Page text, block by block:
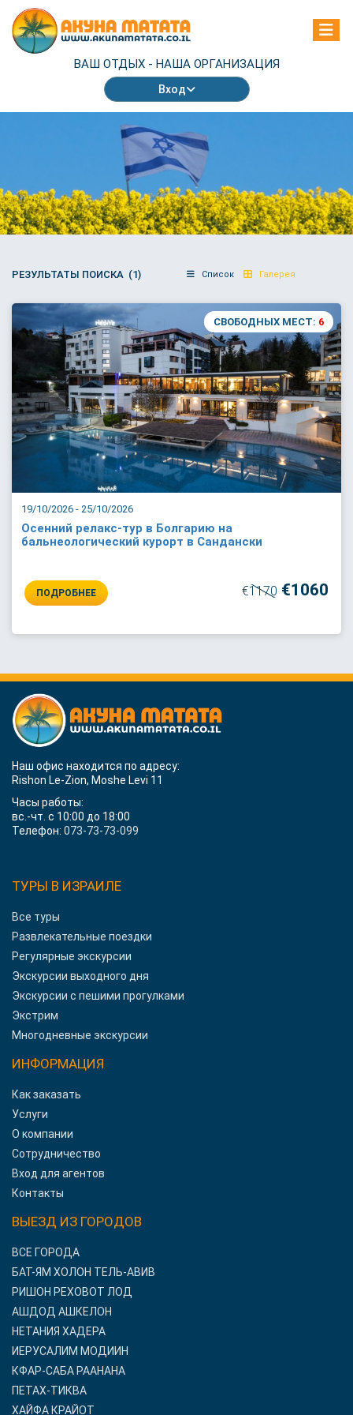
ВАШ ОТДЫХ - НАША ОРГАНИЗАЦИЯ
Вход
РЕЗУЛЬТАТЫ ПОИСКА (1) Список Галерея
19/10/2026 - 25/10/2026
СВОБОДНЫХ МЕСТ: 6
Осенний релакс-тур в Болгарию на
бальнеологический курорт в Сандански
ПОДРОБНЕЕ €1170 €1060
Наш офис находится по адресу:
Rishon Le-Zion, Moshe Levi 11
Часы работы:
вс.-чт. с 10:00 до 18:00
Телефон: 073-73-73-099
ТУРЫ В ИЗРАИЛЕ
Все туры
Развлекательные поездки
Регулярные экскурсии
Экскурсии выходного дня
Экскурсии с пешими прогулками
Экстрим
Многодневные экскурсии
ИНФОРМАЦИЯ
Как заказать
Услуги
О компании
Сотрудничество
Вход для агентов
Контакты
ВЫЕЗД ИЗ ГОРОДОВ
ВСЕ ГОРОДА
БАТ-ЯМ ХОЛОН ТЕЛЬ-АВИВ
РИШОН РЕХОВОТ ЛОД
АШДОД АШКЕЛОН
НЕТАНИЯ ХАДЕРА
ИЕРУСАЛИМ МОДИИН
КФАР-САБА РААНАНА
ПЕТАХ-ТИКВА
ХАЙФА КРАЙОТ